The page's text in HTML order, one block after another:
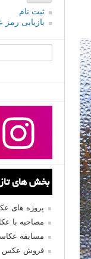
ثبت نام
بازیابی رمز
بخش های
پروژه های
مصاحبه با
مسابقه
فروش عکس